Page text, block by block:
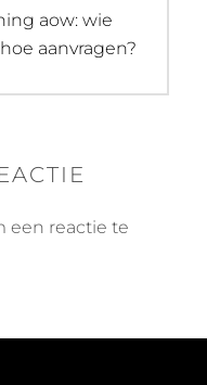
aow: wie
aanvragen?
een reactie te